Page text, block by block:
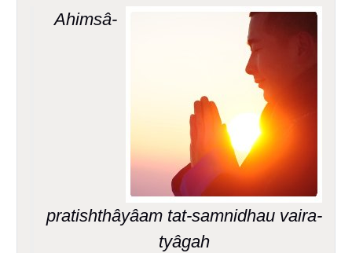
Ahimsâ-
pratishthâyâam tat-samnidhau vaira-
tyâgah